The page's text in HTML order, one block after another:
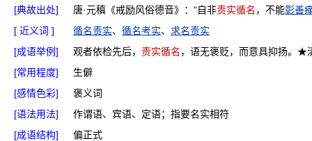
[典故出处]
唐·元稹《戒励风俗德音》：“自非责实循名 ，不能彰善
[ 近义词 ]
循名责实、 循名考实、 求名责实
[成语举例]
观者依检先后， 责实循名 ，语无褒贬，而意具抑扬。★
[常用程度]
生僻
[感情色彩]
褒义词
[语法用法]
作谓语、宾语、定语；指要名实相符
[成语结构]
偏正式